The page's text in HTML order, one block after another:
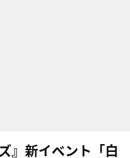
』新イベント「白